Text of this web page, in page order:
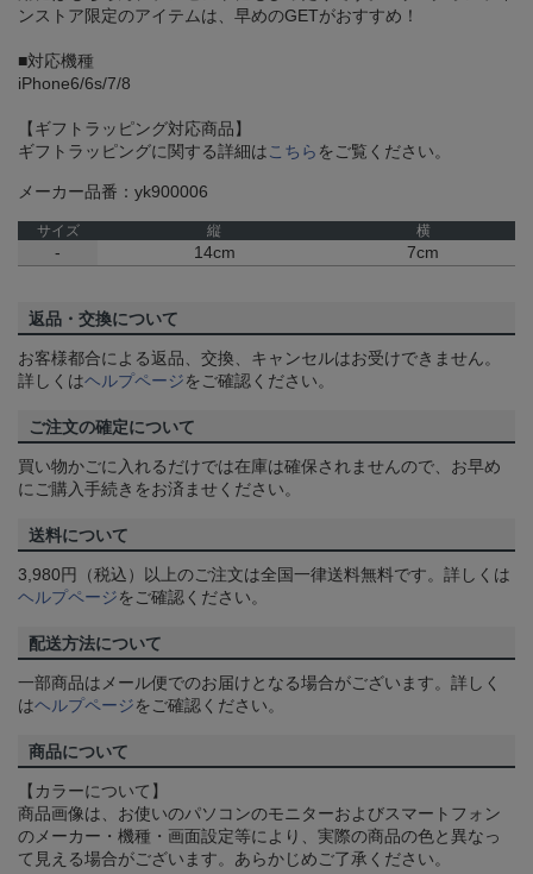
ンストア限定のアイテムは、早めのGETがおすすめ！
■対応機種
iPhone6/6s/7/8
【ギフトラッピング対応商品】
ギフトラッピングに関する詳細は こちら をご覧ください。
メーカー品番：yk900006
サイズ 縦 横
- 14cm 7cm
返品・交換について
お客様都合による返品、交換、キャンセルはお受けできません。
詳しくはヘルプページをご確認ください。
ご注文の確定について
買い物かごに入れるだけでは在庫は確保されませんので、お早め
にご購入手続きをお済ませください。
送料について
3,980円（税込）以上のご注文は全国一律送料無料です。詳しくは
ヘルプページをご確認ください。
配送方法について
一部商品はメール便でのお届けとなる場合がございます。詳しく
はヘルプページをご確認ください。
商品について
【カラーについて】
商品画像は、お使いのパソコンのモニターおよびスマートフォン
のメーカー・機種・画面設定等により、実際の商品の色と異なっ
て見える場合がございます。あらかじめご了承ください。